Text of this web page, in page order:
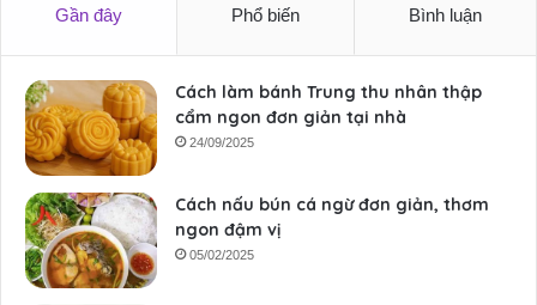
Gần đây Phổ biến Bình luận
Cách làm bánh Trung thu nhân thập
cẩm ngon đơn giản tại nhà
24/09/2025
Cách nấu bún cá ngừ đơn giản, thơm
ngon đậm vị
05/02/2025